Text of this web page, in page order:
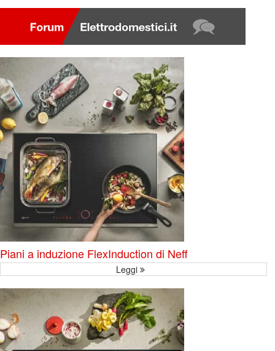
Piani a induzione FlexInduction di Neff
Leggi